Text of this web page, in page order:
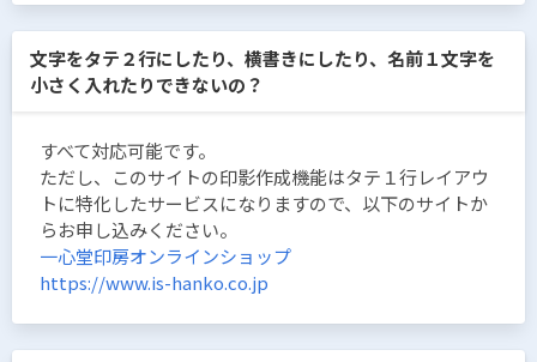
文字をタテ２行にしたり、横書きにしたり、名前１文字を
小さく入れたりできないの？
すべて対応可能です。
ただし、このサイトの印影作成機能はタテ１行レイアウ
トに特化したサービスになりますので、以下のサイトか
らお申し込みください。
一心堂印房オンラインショップ
https://www.is-hanko.co.jp